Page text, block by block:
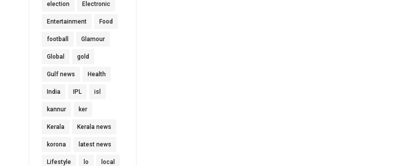
election Electronic
Entertainment Food
football Glamour
Global gold
Gulf news Health
India IPL isl
kannur ker
Kerala Kerala news
korona latest news
Lifestyle lo local